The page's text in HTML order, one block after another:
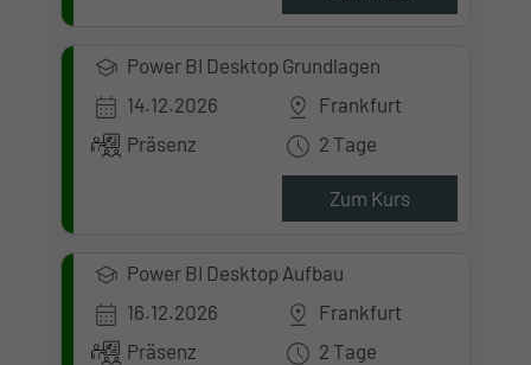
Power BI Desktop Grundlagen
14.12.2026
Frankfurt
Präsenz
2 Tage
Zum Kurs
Power BI Desktop Aufbau
16.12.2026
Frankfurt
Präsenz
2 Tage